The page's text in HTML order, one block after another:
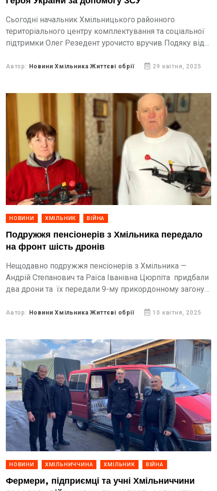
Сьогодні начальник Хмільницького районного
територіального центру комплектування та соціальної
підтримки Олег Резедент урочисто вручив Подяку від
штурмового полку, майора Олега Ширяєва,
Автор: Новини Хмільника Життєві обрії 29 квітня, 2025
НОВИНИ ХМІЛЬНИК ВІЙНА
Подружжя пенсіонерів з Хмільника передало
на фронт шість дронів
Нещодавно подружжя пенсіонерів з Хмільника —
Андрій Степанович та Раїса Іванівна Цюрпіта придбали
два дрони та їх передали 9-му прикордонному загону
України. А за два роки подружжя придбало...
Автор: Новини Хмільника Життєві обрії 10 квітня, 2025
НОВИНИ ХМІЛЬНИЧЧИНА ХМІЛЬНИК ВІЙНА
Фермери, підприємці та учні Хмільниччини